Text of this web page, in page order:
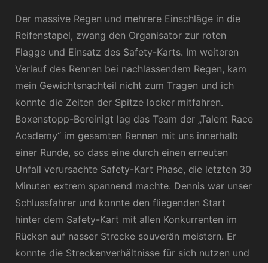
Der massive Regen und mehrere Einschläge in die
Reifenstapel, zwang den Organisator zur roten
Flagge und Einsatz des Safety-Karts. Im weiteren
Verlauf des Rennen bei nachlassendem Regen, kam
mein Gewichtsnachteil nicht zum Tragen und ich
konnte die Zeiten der Spitze locker mitfahren.
Boxenstopp-Bereinigt lag das Team der „Talent Race
Academy“ im gesamten Rennen mit uns innerhalb
einer Runde, so dass eine durch einen erneuten
Unfall verursachte Safety-Kart Phase, die letzten 30
Minuten extrem spannend machte. Dennis war unser
Schlussfahrer und konnte den fliegenden Start
hinter dem Safety-Kart mit allen Konkurrenten im
Rücken auf nasser Strecke souverän meistern. Er
konnte die Streckenverhältnisse für sich nutzen und